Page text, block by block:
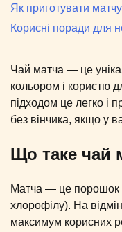
Як приготувати
Корисні поради для
Чай матча — це
кольором і користю
підходом це легко і
без вінчика, якщо у
Що таке чай
Матча — це порошок
хлорофілу). На
максимум корисних